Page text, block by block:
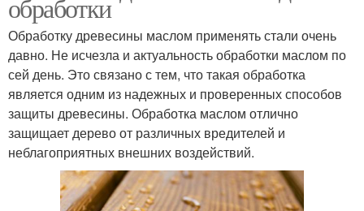
обработки
Обработку древесины маслом применять стали очень
давно. Не исчезла и актуальность обработки маслом по
сей день. Это связано с тем, что такая обработка
является одним из надежных и проверенных способов
защиты древесины. Обработка маслом отлично
защищает дерево от различных вредителей и
неблагоприятных внешних воздействий.